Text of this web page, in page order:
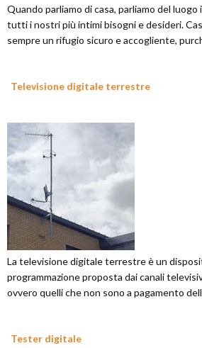
Quando parliamo di casa, parliamo del
tutti i nostri più intimi bisogni e desideri.
sempre un rifugio sicuro e accogliente,
Televisione digitale terrestre
La televisione digitale terrestre è un
programmazione proposta dai canali
ovvero quelli che non sono a pagamento
Tester digitale